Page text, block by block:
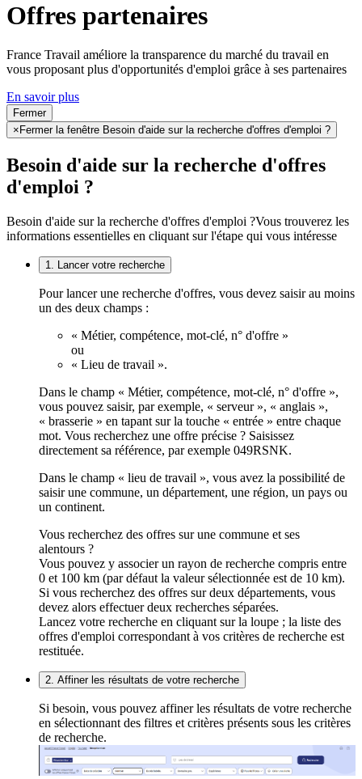
Offres partenaires
France Travail améliore la transparence du marché du travail en
vous proposant plus d'opportunités d'emploi grâce à ses partenaires
En savoir plus
Fermer
× Fermer la fenêtre Besoin d'aide sur la recherche d'offres d'emploi ?
Besoin d'aide sur la recherche d'offres
d'emploi ?
Besoin d'aide sur la recherche d'offres d'emploi ?Vous trouverez les
informations essentielles en cliquant sur l'étape qui vous intéresse
1. Lancer votre recherche
Pour lancer une recherche d'offres, vous devez saisir au moins
un des deux champs :
« Métier, compétence, mot-clé, n° d'offre »
ou
« Lieu de travail ».
Dans le champ « Métier, compétence, mot-clé, n° d'offre »,
vous pouvez saisir, par exemple, « serveur », « anglais »,
« brasserie » en tapant sur la touche « entrée » entre chaque
mot. Vous recherchez une offre précise ? Saisissez
directement sa référence, par exemple 049RSNK.
Dans le champ « lieu de travail », vous avez la possibilité de
saisir une commune, un département, une région, un pays ou
un continent.
Vous recherchez des offres sur une commune et ses
alentours ?
Vous pouvez y associer un rayon de recherche compris entre
0 et 100 km (par défaut la valeur sélectionnée est de 10 km).
Si vous recherchez des offres sur deux départements, vous
devez alors effectuer deux recherches séparées.
Lancez votre recherche en cliquant sur la loupe ; la liste des
offres d'emploi correspondant à vos critères de recherche est
restituée.
2. Affiner les résultats de votre recherche
Si besoin, vous pouvez affiner les résultats de votre recherche
en sélectionnant des filtres et critères présents sous les critères
de recherche.